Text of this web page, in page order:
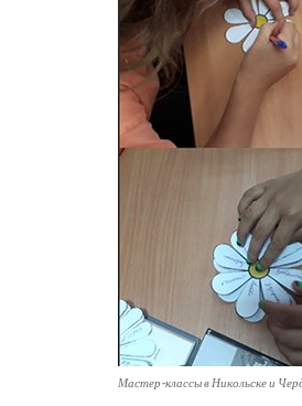
Мастер-классы в Никольске и